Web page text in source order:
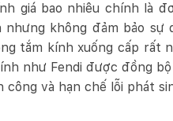
giá bao nhiêu chính là
không đảm bảo sự
tắm kính xuống cấp rất
như Fendi được đồng
và hạn chế lỗi phát